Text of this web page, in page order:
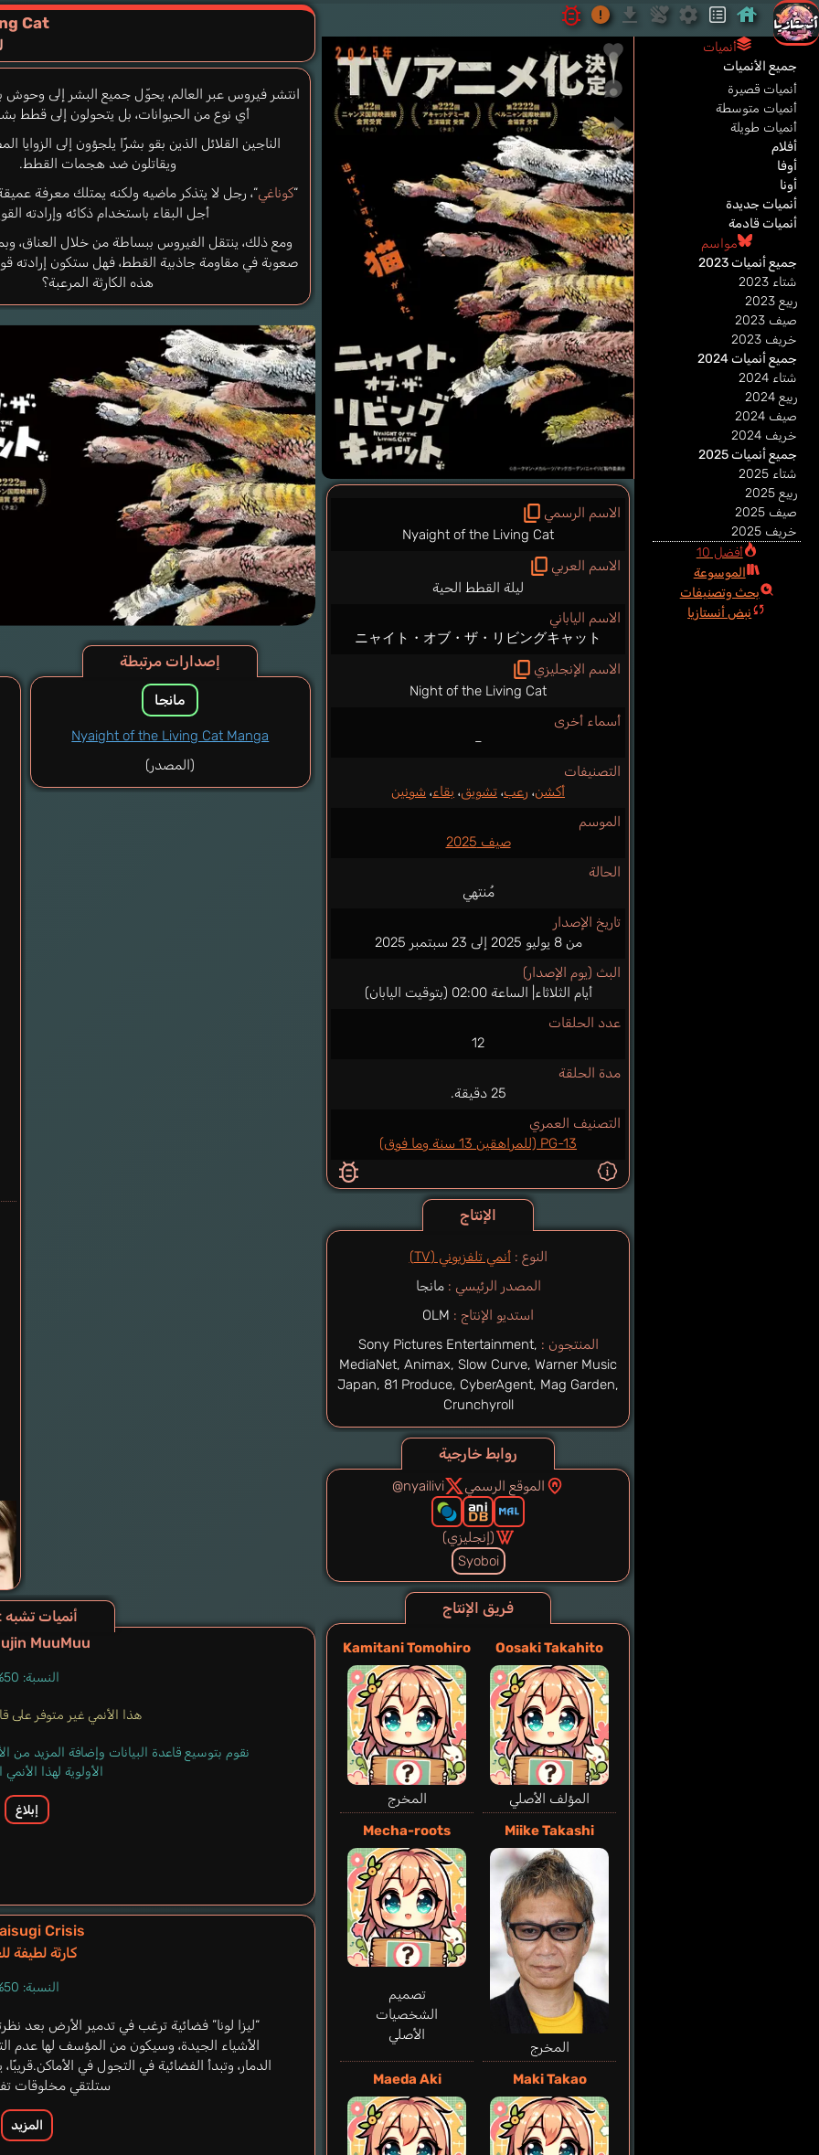
الاسم الرسمي
Nyaight of the Living Cat
الاسم العربي
ليلة القطط الحية
الاسم الياباني
ニャイト・オブ・ザ・リビングキャット
الاسم الإنجليزي
Night of the Living Cat
أسماء أخرى
–
التصنيفات
أكشن، رعب، تشويق، بقاء، شونين
الموسم
صيف 2025
الحالة
مُنتهي
تاريخ الإصدار
من 8 يوليو 2025 إلى 23 سبتمبر 2025
البث (يوم الإصدار)
أيام الثلاثاء| الساعة 02:00 (بتوقيت اليابان)
عدد الحلقات
12
مدة الحلقة
25 دقيقة.
التصنيف العمري
PG-13 (للمراهقين 13 سنة وما فوق)
الإنتاج
النوع :أنمي تلفزيوني (TV)
المصدر الرئيسي : مانجا
استديو الإنتاج : OLM
المنتجون : Sony Pictures Entertainment,
MediaNet, Animax, Slow Curve, Warner Music
Japan, 81 Produce, CyberAgent, Mag Garden,
Crunchyroll
روابط خارجية
الموقع الرسمي @nyailivi
(إنجليزي)
Syoboi
فريق الإنتاج
Oosaki Takahito
المؤلف الأصلي
Kamitani Tomohiro
المخرج
Miike Takashi
المخرج
Mecha-roots
تصميم
الشخصيات
الأصلي
Maki Takao
Maeda Aki
Cat
انتشر فيروس عبر العالم، يحوّل جميع البشر إلى وحوش
أي نوع من الحيوانات، بل يتحولون إلى قطط
الناجين القلائل الذين بقو بشرًا يلجؤون إلى الزوايا
ويقاتلون ضد هجمات القطط.
“كوناغي“، رجل لا يتذكر ماضيه ولكنه يمتلك معرفة
أجل البقاء باستخدام ذكائه وإرادته
ومع ذلك، ينتقل الفيروس ببساطة من خلال العناق،
صعوبة في مقاومة جاذبية القطط، فهل ستكون إرادته
هذه الكارثة المرعبة؟
إصدارات مرتبطة
مانجا
Nyaight of the Living Cat Manga
(المصدر)
أنميات تشبه Nyaight of the Living Cat
MuuMuu
النسبة: 50%
هذا الأنمي غير متوفر على
نقوم بتوسيع قاعدة البيانات وإضافة المزيد
الأولوية لهذا
إبلاغ
Crisis
كارثة لطيفة
النسبة: 50%
“ليزا لونا” فضائية ترغب في تدمير الأرض بعد
الأشياء الجيدة، وسيكون من المؤسف لها عدم
الدمار، وتبدأ الفضائية في التجول في
ستلتقي مخلوقات
المزيد
أنميات
جميع الأنميات
أنميات قصيرة
أنميات متوسطة
أنميات طويلة
أفلام
أوفا
أونا
أنميات جديدة
أنميات قادمة
مواسم
جميع أنميات 2023
شتاء 2023
ربيع 2023
صيف 2023
خريف 2023
جميع أنميات 2024
شتاء 2024
ربيع 2024
صيف 2024
خريف 2024
جميع أنميات 2025
شتاء 2025
ربيع 2025
صيف 2025
خريف 2025
أفضل 10
الموسوعة
بحث وتصنيفات
نبض أنستازيا